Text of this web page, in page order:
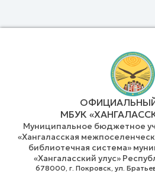
МБУК
Муниципальное бюджетное
«Хангаласская
библиотечная система»
«Хангаласский улус»
678000, г. Покровск, ул.